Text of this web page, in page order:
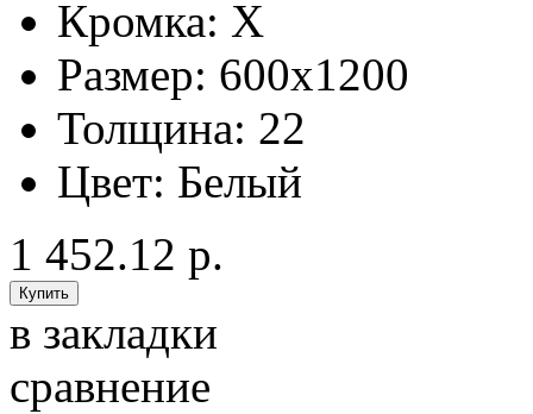
Кромка: X
Размер: 600x1200
Толщина: 22
Цвет: Белый
1 452.12 р.
в закладки
сравнение